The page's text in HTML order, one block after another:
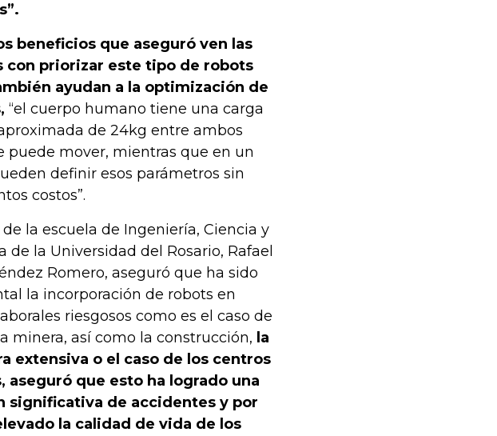
beneficios que aseguró ven las
con priorizar este tipo de robots
ayudan a la optimización de
“el cuerpo humano tiene una carga
de 24kg entre ambos
puede mover, mientras que en un
definir esos parámetros sin
costos”.
la escuela de Ingeniería, Ciencia y
de la Universidad del Rosario, Rafael
Romero, aseguró que ha sido
la incorporación de robots en
riesgosos como es el caso de
minera, así como la construcción, la
extensiva o el caso de los centros
aseguró que esto ha logrado una
significativa de accidentes y por
la calidad de vida de los